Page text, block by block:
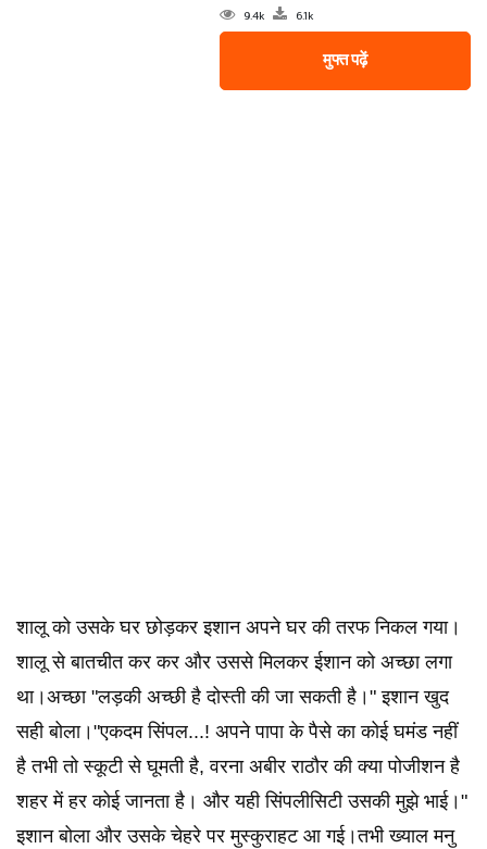
9.4k 6.1k
मुफ्त पढ़ें
शालू को उसके घर छोड़कर इशान अपने घर की तरफ निकल गया।
शालू से बातचीत कर कर और उससे मिलकर ईशान को अच्छा लगा
था।अच्छा "लड़की अच्छी है दोस्ती की जा सकती है।" इशान खुद
सही बोला।"एकदम सिंपल...! अपने पापा के पैसे का कोई घमंड नहीं
है तभी तो स्कूटी से घूमती है, वरना अबीर राठौर की क्या पोजीशन है
शहर में हर कोई जानता है। और यही सिंपलीसिटी उसकी मुझे भाई।"
इशान बोला और उसके चेहरे पर मुस्कुराहट आ गई।तभी ख्याल मनु